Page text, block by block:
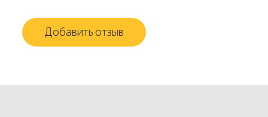
Добавить отзыв